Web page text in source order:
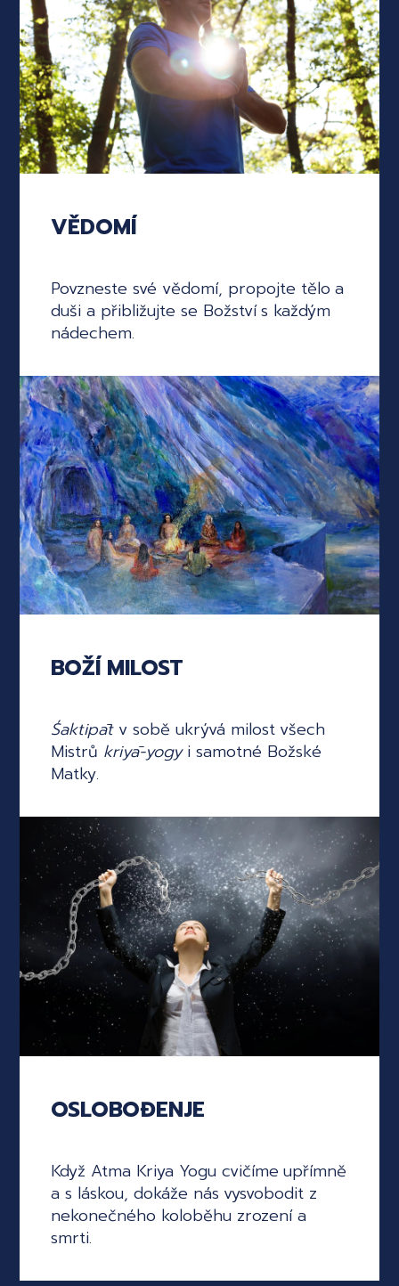
VĚDOMÍ
Povzneste své vědomí, propojte tělo a
duši a přibližujte se Božství s každým
nádechem.
BOŽÍ MILOST
Śaktipāt v sobě ukrývá milost všech
Mistrů kriyā-yogyi samotné Božské
Matky.
OSLOBOĐENJE
Když Atma Kriya Yogu cvičíme upřímně
a s láskou, dokáže nás vysvobodit z
nekonečného koloběhu zrození a
smrti.